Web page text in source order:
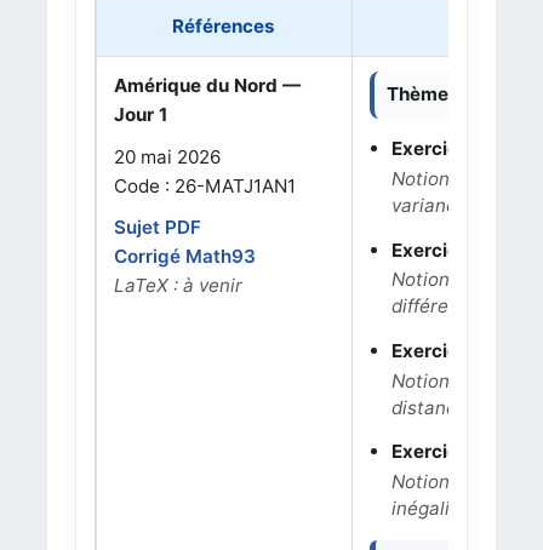
Références
Amérique du Nord —
Jour 1
20 mai 2026
Code : 26-MATJ1AN1
Sujet PDF
Corrigé Math93
LaTeX : à venir
Thèmes
Exercice 1 — 6
Notions : arbre
variance et
Exercice 2 — 4
Notions : suite
différentielle de
Exercice 3 — 5
Notions :
distance point-
Exercice 4 — 5
Notions :
inégalité.